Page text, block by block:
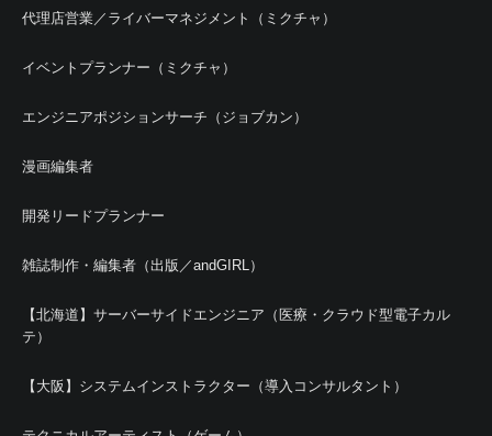
代理店営業／ライバーマネジメント（ミクチャ）
イベントプランナー（ミクチャ）
エンジニアポジションサーチ（ジョブカン）
漫画編集者
開発リードプランナー
雑誌制作・編集者（出版／andGIRL）
【北海道】サーバーサイドエンジニア（医療・クラウド型電子カル
テ）
【大阪】システムインストラクター（導入コンサルタント）